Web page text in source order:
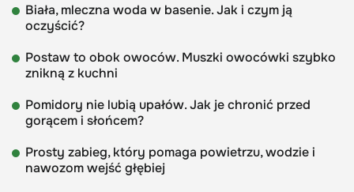
Biała, mleczna woda w basenie. Jak i czym ją
oczyścić?
Postaw to obok owoców. Muszki owocówki szybko
znikną z kuchni
Pomidory nie lubią upałów. Jak je chronić przed
gorącem i słońcem?
Prosty zabieg, który pomaga powietrzu, wodzie i
nawozom wejść głębiej